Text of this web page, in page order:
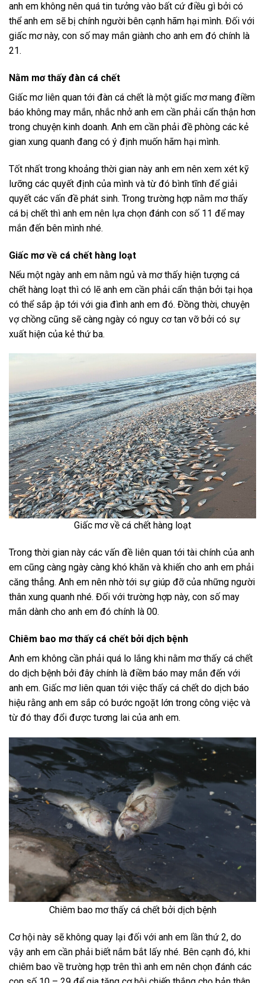
anh em không nên quá tin tưởng vào bất cứ điều gì bởi có
thể anh em sẽ bị chính người bên cạnh hãm hại mình. Đối với
giấc mơ này, con số may mắn giành cho anh em đó chính là
21.
Nằm mơ thấy đàn cá chết
Giấc mơ liên quan tới đàn cá chết là một giấc mơ mang điềm
báo không may mắn, nhắc nhở anh em cần phải cẩn thận hơn
trong chuyện kinh doanh. Anh em cần phải đề phòng các kẻ
gian xung quanh đang có ý định muốn hãm hại mình.
Tốt nhất trong khoảng thời gian này anh em nên xem xét kỹ
lưỡng các quyết định của mình và từ đó bình tĩnh để giải
quyết các vấn đề phát sinh. Trong trường hợp nằm mơ thấy
cá bị chết thì anh em nên lựa chọn đánh con số 11 để may
mắn đến bên mình nhé.
Giấc mơ về cá chết hàng loạt
Nếu một ngày anh em nằm ngủ và mơ thấy hiện tượng cá
chết hàng loạt thì có lẽ anh em cần phải cẩn thận bởi tại họa
có thể sắp ập tới với gia đình anh em đó. Đồng thời, chuyện
vợ chồng cũng sẽ càng ngày có nguy cơ tan vỡ bởi có sự
xuất hiện của kẻ thứ ba.
Giấc mơ về cá chết hàng loạt
Trong thời gian này các vấn đề liên quan tới tài chính của anh
em cũng càng ngày càng khó khăn và khiến cho anh em phải
căng thẳng. Anh em nên nhờ tới sự giúp đỡ của những người
thân xung quanh nhé. Đối với trường hợp này, con số may
mắn dành cho anh em đó chính là 00.
Chiêm bao mơ thấy cá chết bởi dịch bệnh
Anh em không cần phải quá lo lắng khi nằm mơ thấy cá chết
do dịch bệnh bởi đây chính là điềm báo may mắn đến với
anh em. Giấc mơ liên quan tới việc thấy cá chết do dịch báo
hiệu rằng anh em sắp có bước ngoặt lớn trong công việc và
từ đó thay đổi được tương lai của anh em.
Chiêm bao mơ thấy cá chết bởi dịch bệnh
Cơ hội này sẽ không quay lại đối với anh em lần thứ 2, do
vậy anh em cần phải biết nắm bắt lấy nhé. Bên cạnh đó, khi
chiêm bao về trường hợp trên thì anh em nên chọn đánh các